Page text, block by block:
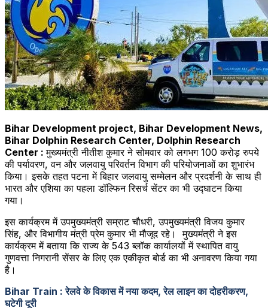
Bihar Development project, Bihar Development News,
Bihar Dolphin Research Center, Dolphin Research
Center :मुख्यमंत्री नीतीश कुमार ने सोमवार को लगभग 100 करोड़ रुपये
की पर्यावरण, वन और जलवायु परिवर्तन विभाग की परियोजनाओं का शुभारंभ
किया। इसके तहत पटना में बिहार जलवायु सम्मेलन और प्रदर्शनी के साथ ही
भारत और एशिया का पहला डॉल्फिन रिसर्च सेंटर का भी उद्घाटन किया
गया।
इस कार्यक्रम में उपमुख्यमंत्री सम्राट चौधरी, उपमुख्यमंत्री विजय कुमार
सिंह, और विभागीय मंत्री प्रेम कुमार भी मौजूद रहे। मुख्यमंत्री ने इस
कार्यक्रम में बताया कि राज्य के 543 ब्लॉक कार्यालयों में स्थापित वायु
गुणवत्ता निगरानी सेंसर के लिए एक एकीकृत बोर्ड का भी अनावरण किया गया
है।
Bihar Train : रेलवे के विकास में नया कदम, रेल लाइन का दोहरीकरण,
घटेगी दूरी